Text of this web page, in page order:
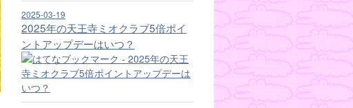
2025-03-19
2025年の天王寺ミオクラブ5倍ポイ
ントアップデーはいつ？